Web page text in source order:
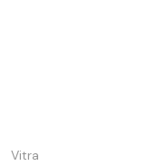
Vitra